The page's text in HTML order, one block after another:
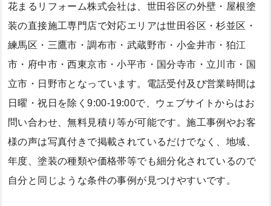
花まるリフォーム株式会社は、世田谷区の外壁・屋根塗
装の直接施工専門店で対応エリアは世田谷区・杉並区・
練馬区・三鷹市・調布市・武蔵野市・小金井市・狛江
市・府中市・西東京市・小平市・国分寺市・立川市・国
立市・日野市となっています。電話受付及び営業時間は
日曜・祝日を除く9:00-19:00で、ウェブサイトからはお
問い合わせ、無料見積り等が可能です。施工事例やお客
様の声は写真付きで掲載されているだけでなく、地域、
年度、塗装の種類や価格帯等でも細分化されているので
自分と同じような条件の事例が見つけやすいです。